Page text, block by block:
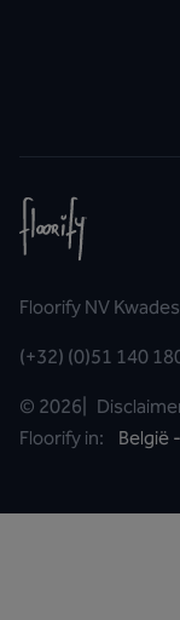
Floorify NV
(+32) (0)51 140
© 2026
Floorify in:
België